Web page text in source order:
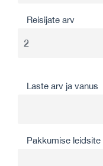
Reisijate arv
Laste arv ja vanus
Pakkumise leidsite